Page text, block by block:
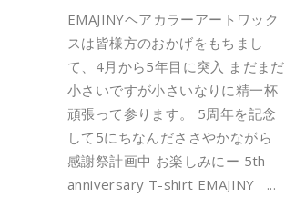
EMAJINYヘアカラーアートワック
スは皆様方のおかげをもちまし
て、4月から5年目に突入 まだまだ
小さいですが小さいなりに精一杯
頑張って参ります。 5周年を記念
して5にちなんだささやかながら
感謝祭計画中 お楽しみにー 5th
anniversary T-shirt EMAJINY